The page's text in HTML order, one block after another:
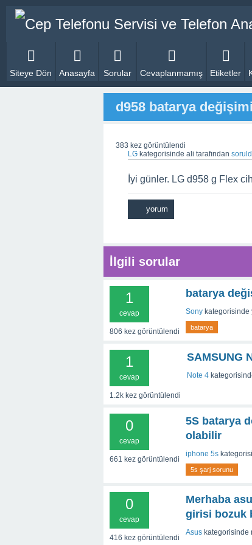
Siteye Dön Anasayfa Sorular Cevaplanmamış Etiketler
d958 batarya değişimi
383 kez görüntülendi
LG kategorisinde ali tarafından
İyi günler. LG d958 g Flex
İlgili sorular
1
cevap
806 kez görüntülendi
batarya
Sony kategorisinde
batarya
1
cevap
1.2k kez görüntülendi
SAMSUNG
Note 4
0
cevap
661 kez görüntülendi
5S batarya
olabilir
iphone 5s
5s şarj sorunu
0
cevap
416 kez görüntülendi
Merhaba
girisi bozuk
Asus kategorisinde